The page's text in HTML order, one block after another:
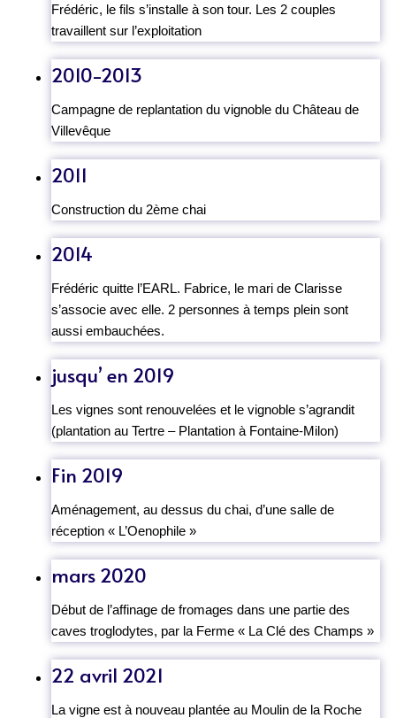
Frédéric, le fils s’installe à son tour. Les 2 couples
travaillent sur l’exploitation
2010-2013
Campagne de replantation du vignoble du Château de
Villevêque
2011
Construction du 2ème chai
2014
Frédéric quitte l’EARL. Fabrice, le mari de Clarisse
s’associe avec elle. 2 personnes à temps plein sont
aussi embauchées.
jusqu’ en 2019
Les vignes sont renouvelées et le vignoble s’agrandit
(plantation au Tertre – Plantation à Fontaine-Milon)
Fin 2019
Aménagement, au dessus du chai, d’une salle de
réception « L’Oenophile »
mars 2020
Début de l’affinage de fromages dans une partie des
caves troglodytes, par la Ferme « La Clé des Champs »
22 avril 2021
La vigne est à nouveau plantée au Moulin de la Roche